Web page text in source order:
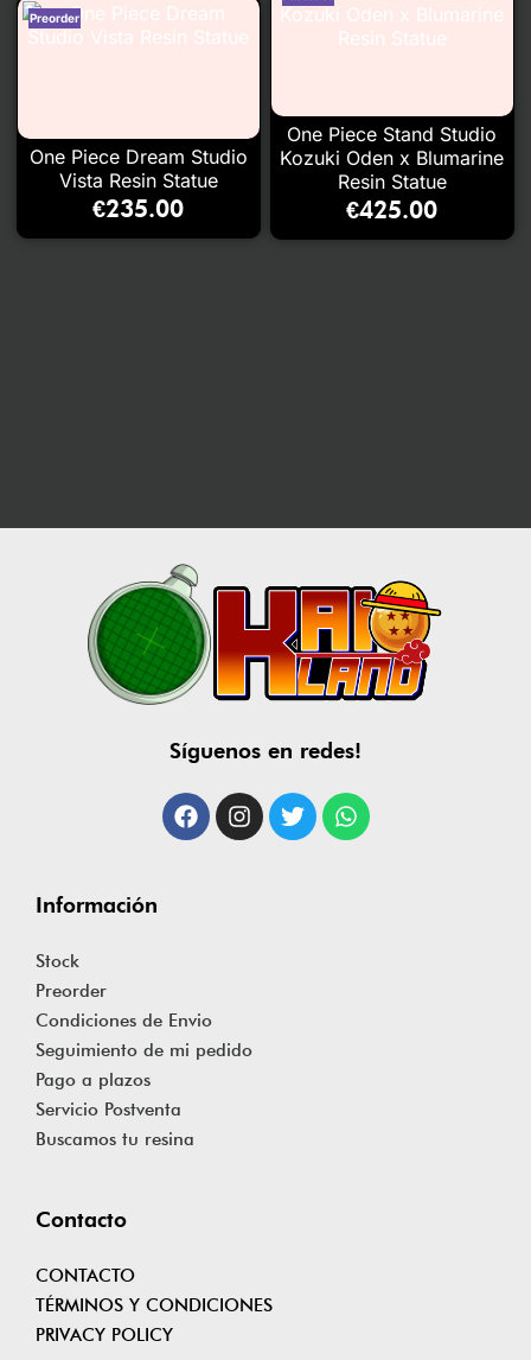
One Piece Stand Studio
Kozuki Oden x Blumarine
Resin Statue
€425.00
One Piece Dream Studio
Vista Resin Statue
€235.00
Contacto
CONTACTO
TÉRMINOS Y CONDICIONES
PRIVACY POLICY
Información
Stock
Preorder
Condiciones de Envio
Seguimiento de mi pedido
Pago a plazos
Servicio Postventa
Buscamos tu resina
Síguenos en redes!